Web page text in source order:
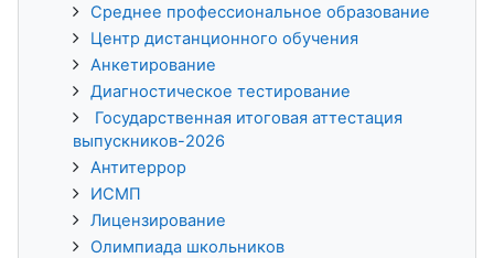
Среднее профессиональное образование
Центр дистанционного обучения
Анкетирование
Диагностическое тестирование
Государственная итоговая аттестация
выпускников-2026
Антитеррор
ИСМП
Лицензирование
Олимпиада школьников